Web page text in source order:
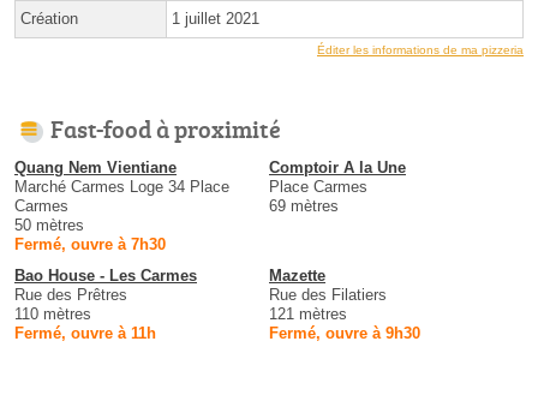
Création 1 juillet 2021
Éditer les informations de ma pizzeria
Fast-food à proximité
Quang Nem Vientiane
Marché Carmes Loge 34 Place
Carmes
50 mètres
Fermé, ouvre à 7h30
Comptoir A la Une
Place Carmes
69 mètres
Bao House - Les Carmes
Rue des Prêtres
110 mètres
Fermé, ouvre à 11h
Mazette
Rue des Filatiers
121 mètres
Fermé, ouvre à 9h30